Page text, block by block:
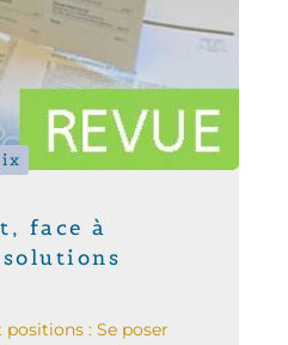
face à
positions : Se poser